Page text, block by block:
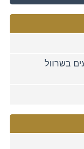
בשרוול